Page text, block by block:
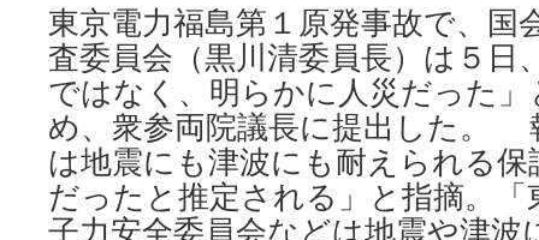
信）
事
故
調
報
告
に
対
応
検
東京電力福島第１原発事故で、国
査委員会（黒川清委員長）は５日
ではなく、明らかに人災だった
め、衆参両院議長に提出した。
は地震にも津波にも耐えられる
だったと推定される」と指摘。
子力安全委員会などは地震や津波